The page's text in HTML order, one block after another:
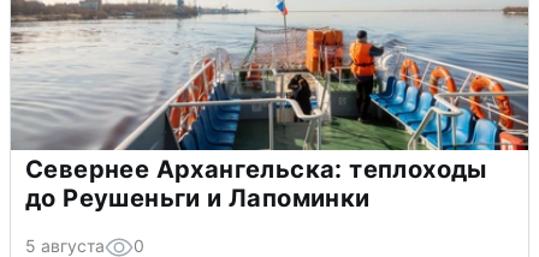
Севернее Архангельска: теплоходы
до Реушеньги и Лапоминки
5 августа 0